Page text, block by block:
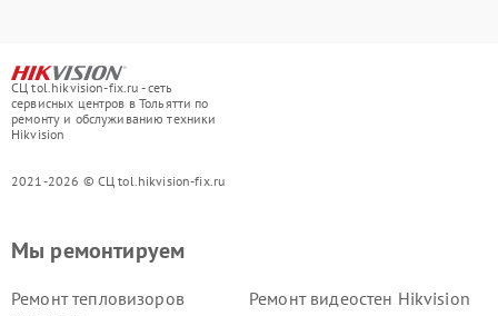
СЦ tol.hikvision-fix.ru - сеть
сервисных центров в Тольятти по
ремонту и обслуживанию техники
Hikvision
2021-2026 © СЦ tol.hikvision-fix.ru
Мы ремонтируем
Ремонт тепловизоров
Ремонт видеостен Hikvision